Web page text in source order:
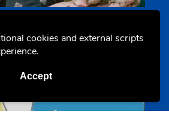
cookies and external scripts
Accept